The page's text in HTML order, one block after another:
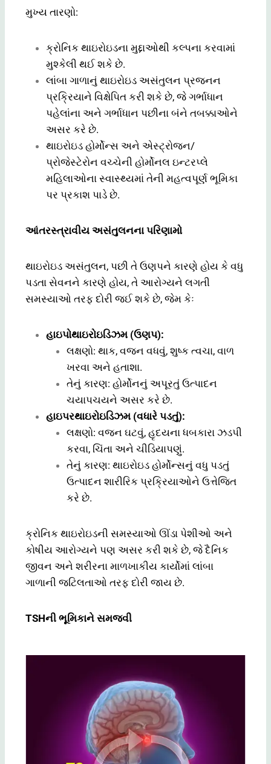
મુખ્ય તારણો:
ક્રોનિક થાઇરોઇડના મુદ્દાઓથી કલ્પના કરવામાં
મુશ્કેલી થઈ શકે છે.
લાંબા ગાળાનું થાઇરોઇડ અસંતુલન પ્રજનન
પ્રક્રિયાને વિક્ષેપિત કરી શકે છે, જે ગર્ભાધાન
પહેલાંના અને ગર્ભાધાન પછીના બંને તબક્કાઓને
અસર કરે છે.
થાઇરોઇડ હોર્મોન્સ અને એસ્ટ્રોજન/
પ્રોજેસ્ટેરોન વચ્ચેની હોર્મોનલ ઇન્ટરપ્લે
મહિલાઓના સ્વાસ્થ્યમાં તેની મહત્વપૂર્ણ ભૂમિકા
પર પ્રકાશ પાડે છે.
આંતરસ્ત્રાવીય અસંતુલનના પરિણામો
થાઇરોઇડ અસંતુલન, પછી તે ઉણપને કારણે હોય કે વધુ
પડતા સેવનને કારણે હોય, તે આરોગ્યને લગતી
સમસ્યાઓ તરફ દોરી જઈ શકે છે, જેમ કેઃ
હાઇપોથાઇરોઇડિઝમ (ઉણપ):
લક્ષણો: થાક, વજન વધવું, શુષ્ક ત્વચા, વાળ
ખરવા અને હતાશા.
તેનું કારણ: હોર્મોનનું અપૂરતું ઉત્પાદન
ચયાપચયને અસર કરે છે.
હાઇપરથાઇરોઇડિઝમ (વધારે પડતું):
લક્ષણો: વજન ઘટવું, હૃદયના ધબકારા ઝડપી
કરવા, ચિંતા અને ચીડિયાપણું.
તેનું કારણ: થાઇરોઇડ હોર્મોન્સનું વધુ પડતું
ઉત્પાદન શારીરિક પ્રક્રિયાઓને ઉત્તેજિત
કરે છે.
ક્રોનિક થાઇરોઇડની સમસ્યાઓ ઊંડા પેશીઓ અને
કોષીય આરોગ્યને પણ અસર કરી શકે છે, જે દૈનિક
જીવન અને શરીરના માળખાકીય કાર્યોમાં લાંબા
ગાળાની જટિલતાઓ તરફ દોરી જાય છે.
TSHની ભૂમિકાને સમજવી